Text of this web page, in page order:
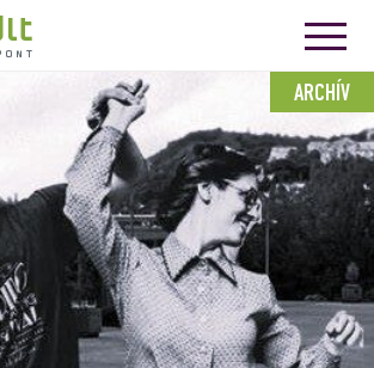
ARCHÍV